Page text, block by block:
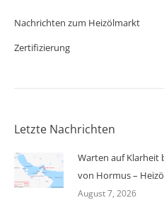
Nachrichten zum Heizölmarkt
Zertifizierung
Letzte Nachrichten
Warten auf Klarheit
von Hormus –
August 7, 2026